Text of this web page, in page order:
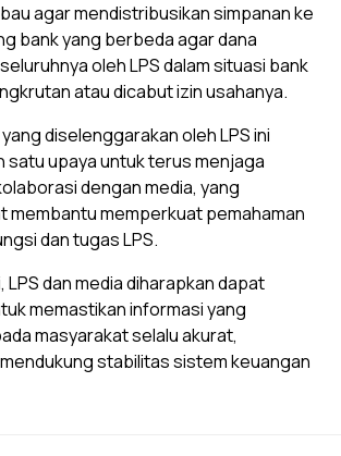
agar mendistribusikan simpanan ke
bank yang berbeda agar dana
oleh LPS dalam situasi bank
atau dicabut izin usahanya.
diselenggarakan oleh LPS ini
satu upaya untuk terus menjaga
dengan media, yang
membantu memperkuat pemahaman
dan tugas LPS.
LPS dan media diharapkan dapat
memastikan informasi yang
masyarakat selalu akurat,
stabilitas sistem keuangan